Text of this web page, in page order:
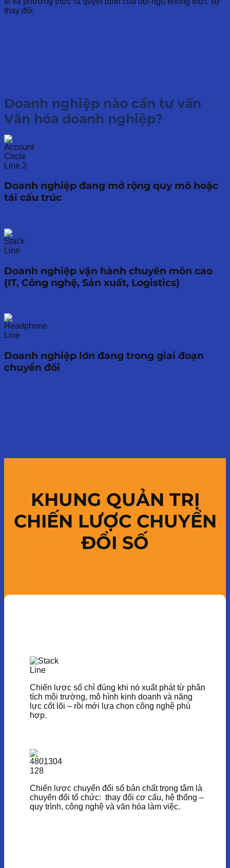
thay đổi
Doanh nghiệp nào cần tư vấn
Văn hóa doanh nghiệp?
Doanh nghiệp đang mở rộng quy mô hoặc
tái cấu trúc
Doanh nghiệp vận hành chuyên môn cao
(IT, Công nghệ, Sản xuất, Logistics)
Doanh nghiệp lớn đang trong giai đoạn
chuyển đổi
KHUNG QUẢN TRỊ
CHIẾN LƯỢC CHUYỂN
ĐỔI SỐ
Chiến lược số chỉ đúng khi nó xuất phát từ phân
tích môi trường, mô hình kinh doanh và năng
lực cốt lõi – rồi mới lựa chọn công nghệ phù
hợp.
Chiến lược chuyển đổi số bản chất trọng tâm là
chuyển đổi tổ chức: thay đổi cơ cấu, hệ thống –
quy trình, công nghệ và văn hóa làm việc.